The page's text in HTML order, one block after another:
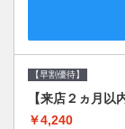
【早割優待】
【来店２ヵ
￥4,240